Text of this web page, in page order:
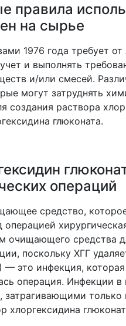
правила
на сырье
1976 года требует от
и выполнять
и/или смесей.
могут затруднять
раствора
глюконата.
операций
средство,
очищающего средства
поскольку ХГГ
это инфекция, которая
операция. Инфекции
хлоргексидина